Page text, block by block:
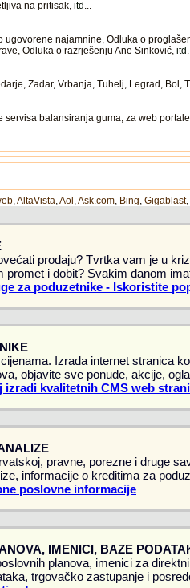
na pritisak, itd ...
ugovorene najamnine, Odluka o
Odluka o razrješenju Ane Sinković, itd
Zadar, Vrbanja, Tuhelj, Legrad, Bol,
balansiranja guma, za web
,AltaVista,Aol ,Ask.com, Bing, Gigablast,
prodaju? Tvrtka vam je u
i dobit? Svakim danom
za poduzetnike - Iskoristite
Izrada internet stranica
objavite sve ponude, akcije,
kvalitetnih CMS web
pravne, porezne i druge
informacije o kreditima za
poslovne informacije
IMENICI, BAZE
planova, imenici za
trgovačko zastupanje i